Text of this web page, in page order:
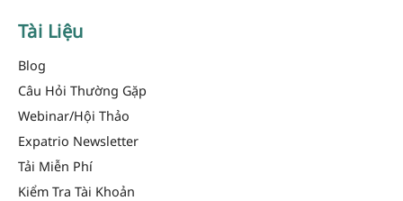
Tài Liệu
Blog
Câu Hỏi Thường Gặp
Webinar/Hội Thảo
Expatrio Newsletter
Tải Miễn Phí
Kiểm Tra Tài Khoản